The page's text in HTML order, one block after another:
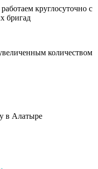
круглосуточно с
бригад
количеством
в Алатыре